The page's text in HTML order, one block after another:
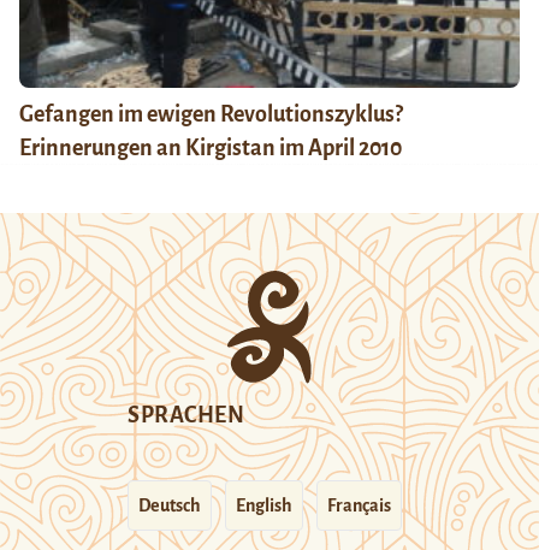
Gefangen im ewigen Revolutionszyklus?
Erinnerungen an Kirgistan im April 2010
SPRACHEN
Deutsch English Français